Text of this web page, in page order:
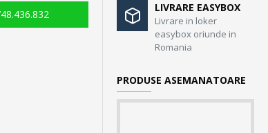
LIVRARE EASYBOX
Livrare in loker
easybox oriunde in
Romania
PRODUSE ASEMANATOARE